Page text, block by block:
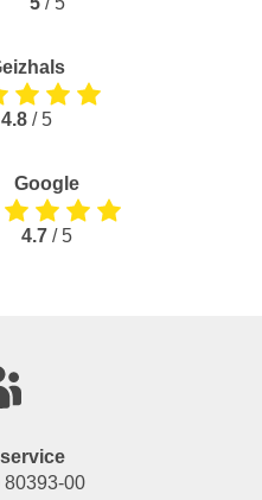
4.8 / 5
Google
4.7 / 5
80393-00